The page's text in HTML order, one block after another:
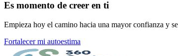
Es momento de creer en ti
Empieza hoy el camino hacia una mayor confianza y
Fortalecer mi autoestima